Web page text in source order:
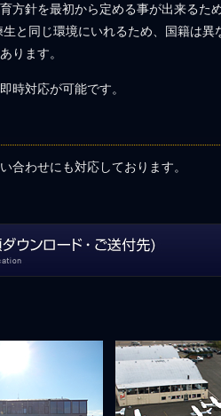
方針を最初から定める事が出来るた
と同じ環境にいれるため、国籍は異
ります。
時対応が可能です。
合わせにも対応しております。